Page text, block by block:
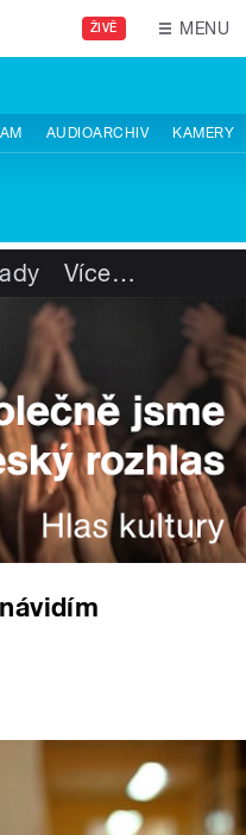
ŽIVĚ MENU
AUDIOARCHIV KAMERY
Více…